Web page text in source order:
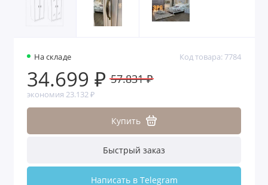
На складе Код товара: 7784
34.699 ₽ 57.831 ₽
экономия 23.132 ₽
Купить
Быстрый заказ
Написать в Telegram